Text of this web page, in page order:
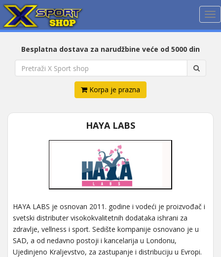
Besplatna dostava za narudžbine veće od 5000 din
Korpa je prazna
HAYA LABS
HAYA LABS je osnovan 2011. godine i vodeći je proizvođač i
svetski distributer visokokvalitetnih dodataka ishrani za
zdravlje, vellness i sport. Sedište kompanije osnovano je u
SAD, a od nedavno postoji i kancelarija u Londonu,
Ujedinjeno Kraljevstvo, za zastupanje i distribuciju u Evropi.